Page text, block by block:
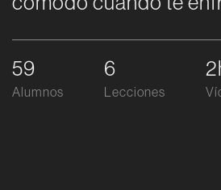
59
Alumnos
6
Lecciones